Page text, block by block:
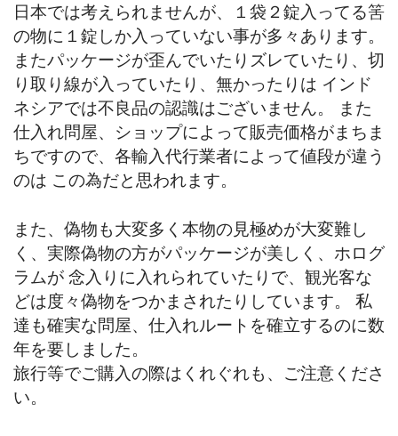
日本では考えられませんが、１袋２錠入ってる筈
の物に１錠しか入っていない事が多々あります。
またパッケージが歪んでいたりズレていたり、切
り取り線が入っていたり、無かったりは インド
ネシアでは不良品の認識はございません。 また
仕入れ問屋、ショップによって販売価格がまちま
ちですので、各輸入代行業者によって値段が違う
のは この為だと思われます。
また、偽物も大変多く本物の見極めが大変難し
く、実際偽物の方がパッケージが美しく、ホログ
ラムが 念入りに入れられていたりで、観光客な
どは度々偽物をつかまされたりしています。 私
達も確実な問屋、仕入れルートを確立するのに数
年を要しました。
旅行等でご購入の際はくれぐれも、ご注意くださ
い。